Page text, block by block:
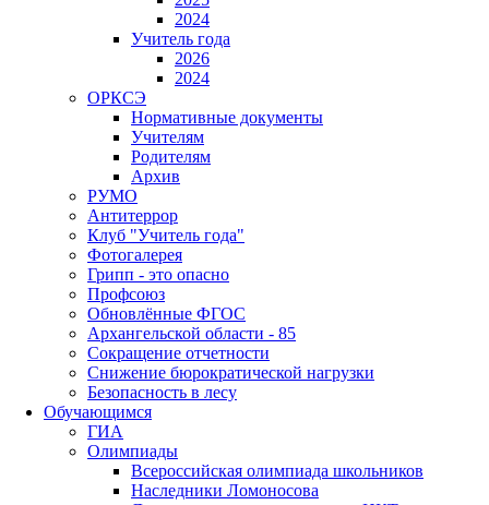
2024
Учитель года
2026
2024
ОРКСЭ
Нормативные документы
Учителям
Родителям
Архив
РУМО
Антитеррор
Клуб "Учитель года"
Фотогалерея
Грипп - это опасно
Профсоюз
Обновлённые ФГОС
Архангельской области - 85
Сокращение отчетности
Снижение бюрократической нагрузки
Безопасность в лесу
Обучающимся
ГИА
Олимпиады
Всероссийская олимпиада школьников
Наследники Ломоносова